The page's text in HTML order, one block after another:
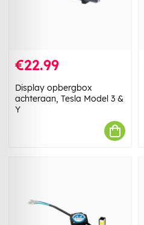
€22.99
Display opbergbox
achteraan, Tesla Model 3 &
Y